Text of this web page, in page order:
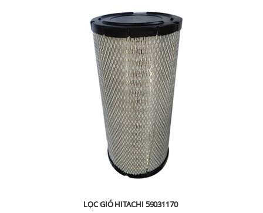
LỌC GIÓ HITACHI 59031170